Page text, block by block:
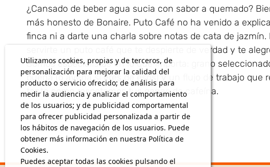
¿Cansado de beber agua sucia con sabor a quemado?
más honesto de Bonaire. Puto Café no ha venido a
finca ni a darte una charla sobre notas de cata de jazmín.
servirte un puto café que te despierte de verdad y te
Somos especialistas en lo que importa: grano
buena (o avena si eres de esos) y un flujo de trabajo que
tanto como respetamos tus ganas de cafeína.
Utilizamos cookies, propias y de terceros, de
personalización para mejorar la calidad del
producto o servicio ofrecido; de análisis para
medir la audiencia y analizar el comportamiento
de los usuarios; y de publicidad comportamental
para ofrecer publicidad personalizada a partir de
los hábitos de navegación de los usuarios. Puede
obtener más información en nuestra Política de
Cookies.
Puedes aceptar todas las cookies pulsando el